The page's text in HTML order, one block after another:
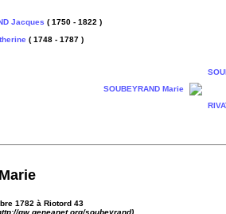
Jacques ( 1750 - 1822 )
( 1748 - 1787 )
SOUBEYRAND Marie
Marie
1782 à Riotord 43
gw.geneanet.org/soubeyrand).